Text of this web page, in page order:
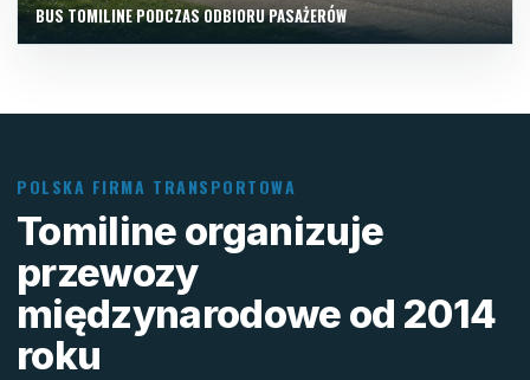
BUS TOMILINE PODCZAS ODBIORU PASAŻERÓW
POLSKA FIRMA TRANSPORTOWA
Tomiline organizuje
przewozy
międzynarodowe od 2014
roku